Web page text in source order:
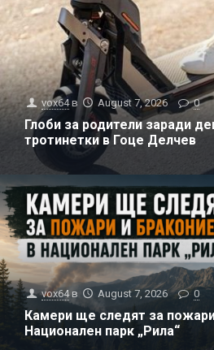
vox64 в August 7, 2026 0
Глоби за родители заради
тротинетки в Гоце Делчев
vox64 в August 7, 2026 0
Камери ще следят за
Национален парк „Рила“